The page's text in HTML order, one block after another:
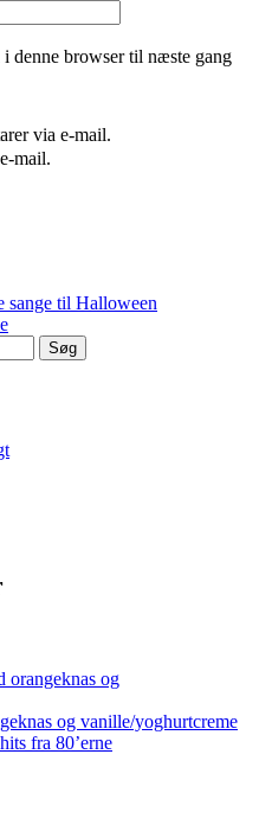
denne browser til næste gang
via e-mail.
mail.
sange til Halloween
Søg
orangeknas og
og vanille/yoghurtcreme
fra 80’erne